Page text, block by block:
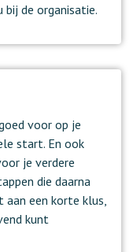
de organisatie.
voor op je
start. En ook
je verdere
die daarna
aan een korte klus,
kunt